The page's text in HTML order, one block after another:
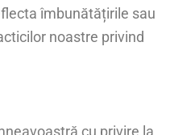
îmbunătățirile sau
noastre privind
cu privire la